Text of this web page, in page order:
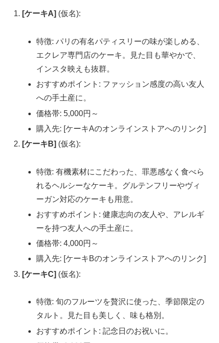
[ケーキA] (仮名):
特徴: パリの有名パティスリーの味が楽しめる、
エクレア専門店のケーキ。見た目も華やかで、
インスタ映えも抜群。
おすすめポイント: ファッション感度の高い友人
への手土産に。
価格帯: 5,000円～
購入先: [ケーキAのオンラインストアへのリンク]
[ケーキB] (仮名):
特徴: 有機素材にこだわった、罪悪感なく食べら
れるヘルシーなケーキ。グルテンフリーやヴィ
ーガン対応のケーキも用意。
おすすめポイント: 健康志向の友人や、アレルギ
ーを持つ友人への手土産に。
価格帯: 4,000円～
購入先: [ケーキBのオンラインストアへのリンク]
[ケーキC] (仮名):
特徴: 旬のフルーツを贅沢に使った、季節限定の
タルト。見た目も美しく、味も格別。
おすすめポイント: 記念日のお祝いに。